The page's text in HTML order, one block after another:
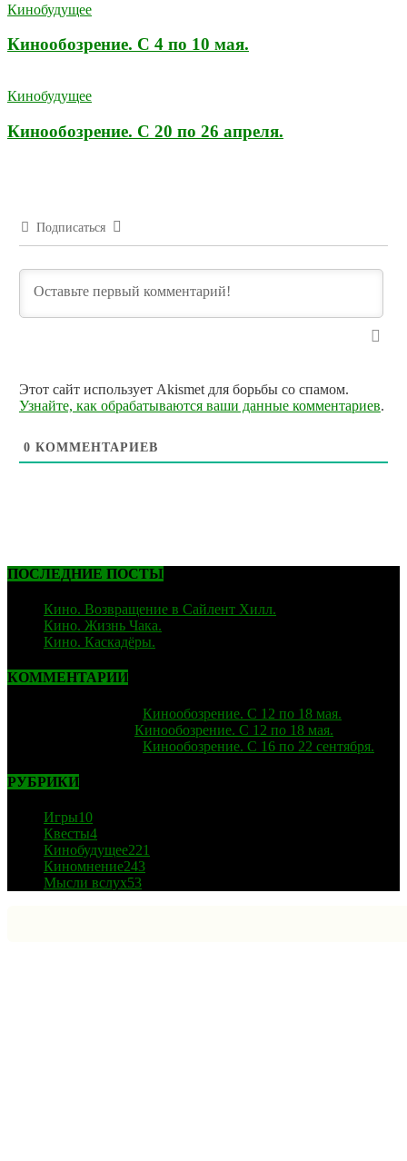
Кинобудущее
Кинообозрение. С 4 по 10 мая.
Кинобудущее
Кинообозрение. С 20 по 26 апреля.
Подписаться
Этот сайт использует Akismet для борьбы со спамом.
Узнайте, как обрабатываются ваши данные комментариев.
0 КОММЕНТАРИЕВ
ПОСЛЕДНИЕ ПОСТЫ
Кино. Возвращение в Сайлент Хилл.
Кино. Жизнь Чака.
Кино. Каскадёры.
КОММЕНТАРИИ
Кинообозрение. С 12 по 18 мая.
Кинообозрение. С 12 по 18 мая.
Кинообозрение. С 16 по 22 сентября.
РУБРИКИ
Игры10
Квесты4
Кинобудущее221
Киномнение243
Мысли вслух53